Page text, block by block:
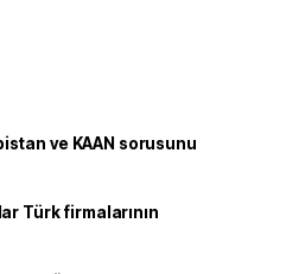
ve KAAN sorusunu
Türk firmalarının